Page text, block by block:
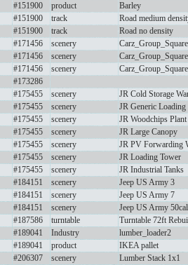
#151900 product
Barley
#151900 track
Road medium
#151900 track
Road no density
#171456 scenery
#171456 scenery
#171456 scenery
#173286
#175455 scenery
JR Cold Storage
#175455 scenery
JR Generic Loading
#175455 scenery
JR Woodchips Plant
#175455 scenery
JR Large Canopy
#175455 scenery
JR PV Forwarding
#175455 scenery
JR Loading Tower
#175455 scenery
JR Industrial Tanks
#184151 scenery
Jeep US Army 3
#184151 scenery
Jeep US Army 7
#184151 scenery
Jeep US Army
#187586 turntable
Turntable 72ft
#189041 Industry
lumber_loader2
#189041 product
IKEA pallet
#206307 scenery
Lumber Stack 1x1